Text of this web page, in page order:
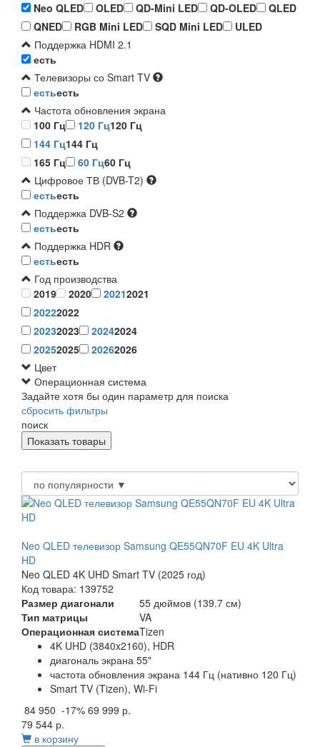
Neo QLED
OLED QD-Mini LED QD-OLED
QLED
QNED
RGB Mini LED SQD Mini LED
ULED
Поддержка HDMI 2.1
есть
Телевизоры со Smart TV
естьесть
Частота обновления экрана
100 Гц
120 Гц120 Гц
144 Гц144 Гц
165 Гц
60 Гц60 Гц
Цифровое ТВ (DVB-T2)
естьесть
Поддержка DVB-S2
естьесть
Поддержка HDR
естьесть
Год производства
2019
2020 20212021
20222022
20232023 20242024
20252025 20262026
Цвет
Операционная система
Задайте хотя бы один параметр для поиска
сбросить фильтры
поиск
Neo QLED телевизор Samsung QE55QN70F EU 4K Ultra
HD
Neo QLED 4K UHD Smart TV (2025 год)
Код товара: 139752
Размер диагонали
55 дюймов (139.7 см)
Тип матрицы
VA
Операционная системаTizen
4K UHD (3840x2160), HDR
диагональ экрана 55"
частота обновления экрана 144 Гц (нативно 120 Гц)
Smart TV (Tizen), Wi-Fi
84 950 -17% 69 999 р.
79 544 р.
в корзину